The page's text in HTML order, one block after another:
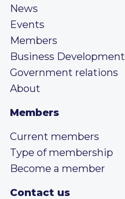
News
Events
Members
Business Development
Government relations
About
Members
Current members
Type of membership
Become a member
Contact us